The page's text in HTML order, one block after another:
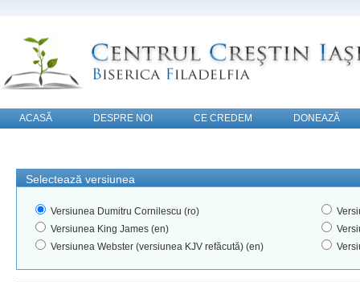
ACASĂ DESPRE NOI CE CREDEM
DONEAZĂ
Selectează versiunea
Versiunea Dumitru Cornilescu (ro)
Versiunea King James (en)
Versiunea Webster (versiunea KJV refăcută) (en)